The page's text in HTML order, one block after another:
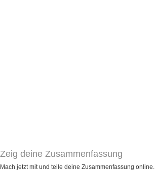
Regeln (Bitte vor dem posten lesen)
Zeig deine Zusammenfassung
Mach jetzt mit und teile deine Zusammenfassung online.